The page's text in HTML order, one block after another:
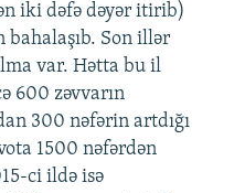
iki dəfə dəyər itirib)
Son illər
var. Hətta bu il
600 zəvvarın
300 nəfərin artdığı
1500 nəfərdən
ci ildə isə